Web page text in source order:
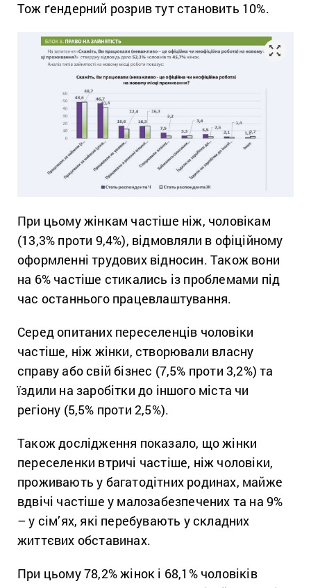
Тож ґендерний розрив тут становить 10%.
При цьому жінкам частіше ніж, чоловікам
(13,3% проти 9,4%), відмовляли в офіційному
оформленні трудових відносин. Також вони
на 6% частіше стикались із проблемами під
час останнього працевлаштування.
Серед опитаних переселенців чоловіки
частіше, ніж жінки, створювали власну
справу або свій бізнес (7,5% проти 3,2%) та
їздили на заробітки до іншого міста чи
регіону (5,5% проти 2,5%).
Також дослідження показало, що жінки
переселенки втричі частіше, ніж чоловіки,
проживають у багатодітних родинах, майже
вдвічі частіше у малозабезпечених та на 9%
– у сім’ях, які перебувають у складних
життєвих обставинах.
При цьому 78,2% жінок і 68,1% чоловіків